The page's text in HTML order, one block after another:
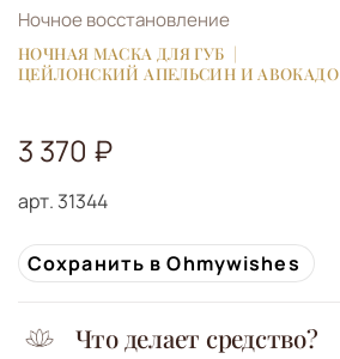
арт. 31344
3 370 ₽
Сохранить в Ohmywishes
Ночное восстановление
НОЧНАЯ МАСКА ДЛЯ ГУБ
ЦЕЙЛОНСКИЙ АПЕЛЬСИН И АВОКАДО
Что делает средство?